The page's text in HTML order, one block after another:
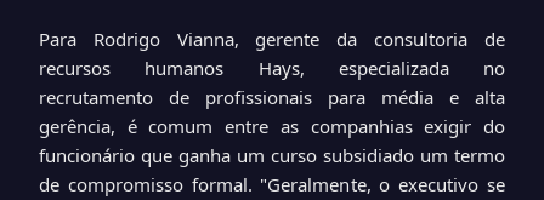
Para Rodrigo Vianna, gerente da consultoria de
recursos humanos Hays, especializada no
recrutamento de profissionais para média e alta
gerência, é comum entre as companhias exigir do
funcionário que ganha um curso subsidiado um termo
de compromisso formal. "Geralmente, o executivo se